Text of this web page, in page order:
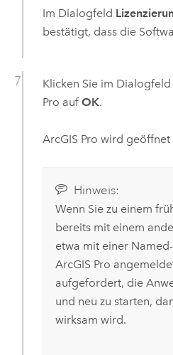
Im Dialogfeld
bestätigt, dass die
Klicken Sie im Dialogfeld
Pro auf OK.
ArcGIS Pro wird geöffnet
Hinweis:
Wenn Sie zu einem
bereits mit einem
etwa mit einer
ArcGIS Pro
aufgefordert, die
und neu zu starten,
wirksam wird.